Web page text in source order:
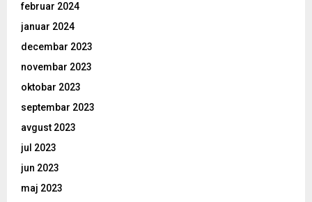
februar 2024
januar 2024
decembar 2023
novembar 2023
oktobar 2023
septembar 2023
avgust 2023
jul 2023
jun 2023
maj 2023